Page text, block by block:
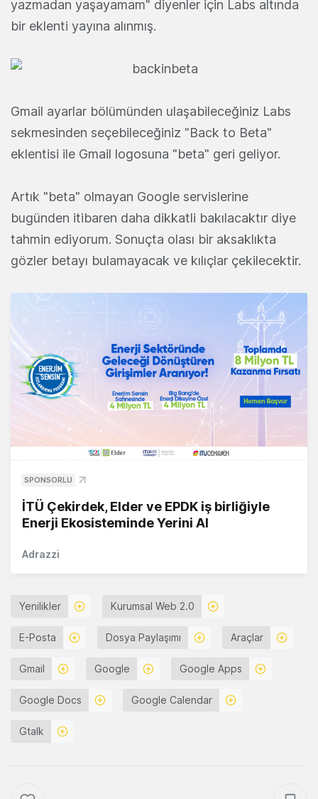
yazmadan yaşayamam" diyenler için Labs altında
bir eklenti yayına alınmış.
Gmail ayarlar bölümünden ulaşabileceğiniz Labs
sekmesinden seçebileceğiniz "Back to Beta"
eklentisi ile Gmail logosuna "beta" geri geliyor.
Artık "beta" olmayan Google servislerine
bugünden itibaren daha dikkatli bakılacaktır diye
tahmin ediyorum. Sonuçta olası bir aksaklıkta
gözler betayı bulamayacak ve kılıçlar çekilecektir.
SPONSORLU
İTÜ Çekirdek, Elder ve EPDK iş birliğiyle
Enerji Ekosisteminde Yerini Al
Adrazzi
Yenilikler Kurumsal Web 2.0
E-Posta Dosya Paylaşımı Araçlar
Gmail Google Google Apps
Google Docs Google Calendar
Gtalk